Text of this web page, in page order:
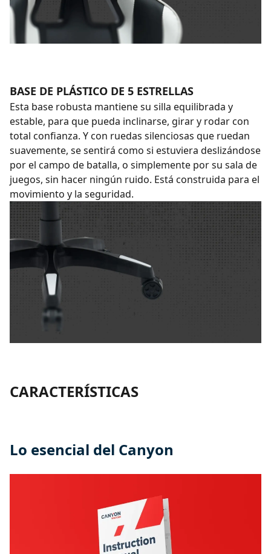
BASE DE PLÁSTICO DE 5 ESTRELLAS
Esta base robusta mantiene su silla equilibrada y
estable, para que pueda inclinarse, girar y rodar con
total confianza. Y con ruedas silenciosas que ruedan
suavemente, se sentirá como si estuviera deslizándose
por el campo de batalla, o simplemente por su sala de
juegos, sin hacer ningún ruido. Está construida para el
movimiento y la seguridad.
CARACTERÍSTICAS
Lo esencial del Canyon